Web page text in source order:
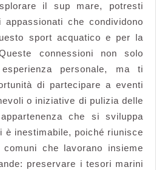
il sup mare, potresti
appassionati che condividono
sport acquatico e per la
connessioni non solo
personale, ma ti
di partecipare a eventi
o iniziative di pulizia delle
che si sviluppa
è inestimabile, poiché riunisce
che lavorano insieme
preservare i tesori marini